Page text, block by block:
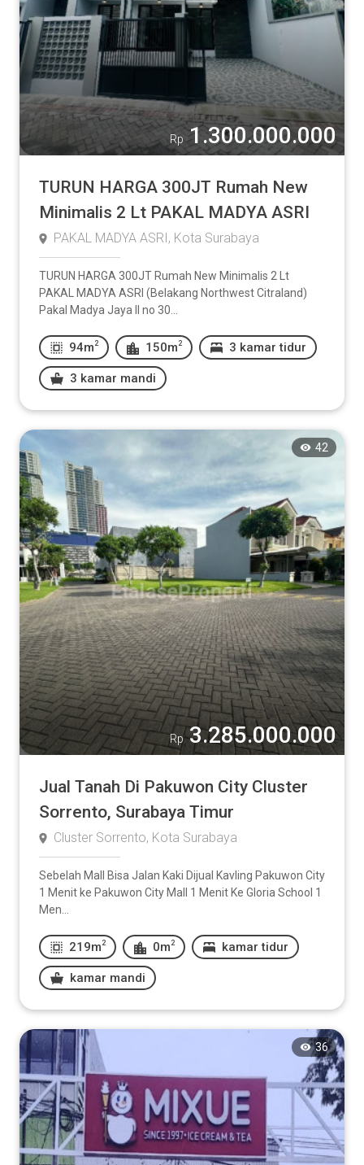
Rp 1.300.000.000
TURUN HARGA 300JT Rumah New
Minimalis 2 Lt PAKAL MADYA ASRI
PAKAL MADYA ASRI, Kota Surabaya
TURUN HARGA 300JT Rumah New Minimalis 2 Lt
PAKAL MADYA ASRI (Belakang Northwest Citraland)
Pakal Madya Jaya II no 30...
94m 2 150m 2 3 kamar tidur
3 kamar mandi
42
Rp 3.285.000.000
Jual Tanah Di Pakuwon City Cluster
Sorrento, Surabaya Timur
Cluster Sorrento, Kota Surabaya
Sebelah Mall Bisa Jalan Kaki Dijual Kavling Pakuwon City
1 Menit ke Pakuwon City Mall 1 Menit Ke Gloria School 1
Men...
219m 2 0m 2 kamar tidur
kamar mandi
36